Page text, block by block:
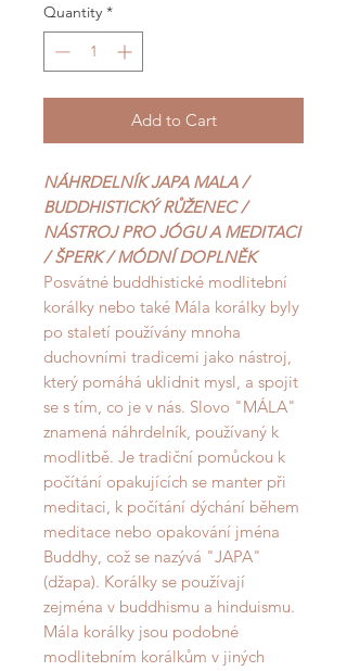
Quantity *
Add to Cart
NÁHRDELNÍK JAPA MALA /
BUDDHISTICKÝ RŮŽENEC /
NÁSTROJ PRO JÓGU A MEDITACI
/ ŠPERK / MÓDNÍ DOPLNĚK
Posvátné buddhistické modlitební
korálky nebo také Mála korálky byly
po staletí používány mnoha
duchovními tradicemi jako nástroj,
který pomáhá uklidnit mysl, a spojit
se s tím, co je v nás. Slovo "MÁLA"
znamená náhrdelník, používaný k
modlitbě. Je tradiční pomůckou k
počítání opakujících se manter při
meditaci, k počítání dýchání během
meditace nebo opakování jména
Buddhy, což se nazývá "JAPA"
(džapa). Korálky se používají
zejména v buddhismu a hinduismu.
Mála korálky jsou podobné
modlitebním korálkům v jiných